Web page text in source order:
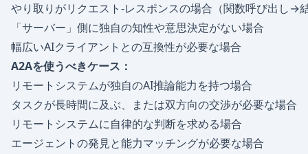
やり取りがリクエスト-レスポンスの場合（関数呼び出し→
「サーバー」側に独自の知性や意思決定がない場合
幅広いAIクライアントとの互換性が必要な場合
A2Aを使うべきケース：
リモートシステムが独自のAI推論能力を持つ場合
タスクが長時間に及ぶ、または双方向の交渉が必要な場合
リモートシステムに自律的な判断を求める場合
エージェントの発見と能力マッチングが必要な場合